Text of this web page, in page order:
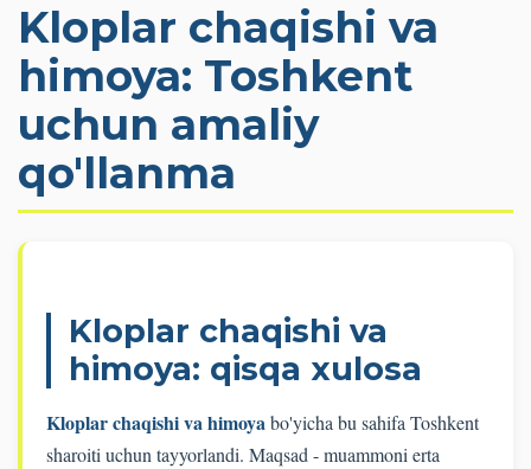
Kloplar chaqishi va
himoya: Toshkent
uchun amaliy
qo'llanma
Kloplar chaqishi va
himoya: qisqa xulosa
Kloplar chaqishi va himoyabo'yicha bu sahifa Toshkent
sharoiti uchun tayyorlandi. Maqsad - muammoni erta